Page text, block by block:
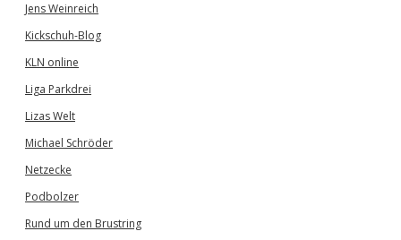
Jens Weinreich
Kickschuh-Blog
KLN online
Liga Parkdrei
Lizas Welt
Michael Schröder
Netzecke
Podbolzer
Rund um den Brustring